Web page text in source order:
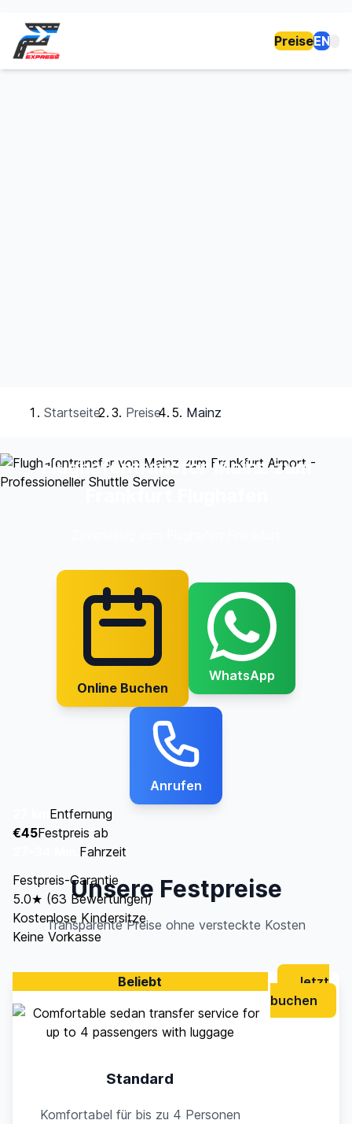
PreiseEN
Startseite Preise Mainz
Flughafentransfer Mainz zum
Online Buchen
WhatsApp
Anrufen
Entfernung
€45Festpreis ab
Fahrzeit
Festpreis-Garantie
5.0★ (63 Bewertungen)
Kostenlose Kindersitze
Keine Vorkasse
Unsere Festpreise
Transparente Preise ohne versteckte Kosten
Beliebt
Standard
Komfortabel für bis zu 4 Personen
Jetzt
buchen